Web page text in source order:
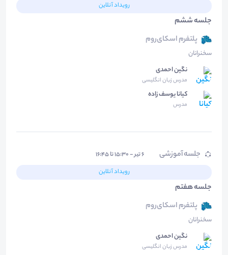
رویداد آنلاین
جلسه ششم
پلتفرم اسکای‌روم
سخنرانان
نگین احمدی
مدرس زبان انگلیسی
کیانا یوسف زاده
مدرس
جلسه آموزشی
۶ تیر - ۱۵:۳۰ تا ۱۶:۴۵
رویداد آنلاین
جلسه هفتم
پلتفرم اسکای‌روم
سخنرانان
نگین احمدی
مدرس زبان انگلیسی